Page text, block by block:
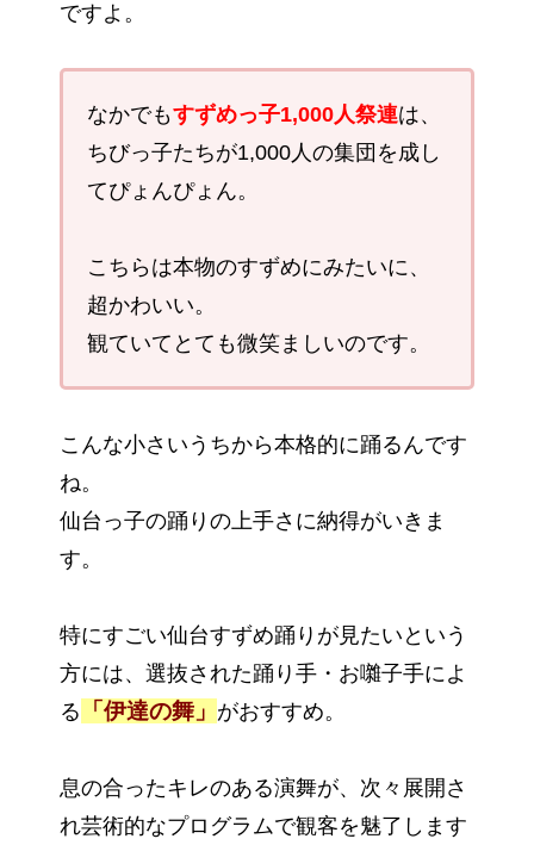
ですよ。
なかでもすずめっ子1,000人祭連は、
ちびっ子たちが1,000人の集団を成し
てぴょんぴょん。
こちらは本物のすずめにみたいに、
超かわいい。
観ていてとても微笑ましいのです。
こんな小さいうちから本格的に踊るんです
ね。
仙台っ子の踊りの上手さに納得がいきま
す。
特にすごい仙台すずめ踊りが見たいという
方には、選抜された踊り手・お囃子手によ
る
「伊達の舞」 がおすすめ。
息の合ったキレのある演舞が、次々展開さ
れ芸術的なプログラムで観客を魅了します